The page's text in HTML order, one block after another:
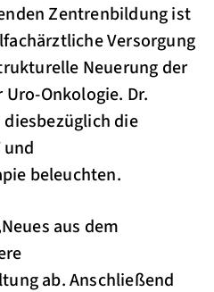
Zentrenbildung ist
Versorgung
Neuerung der
Onkologie. Dr.
die
und
beleuchten.
aus dem
ab. Anschließend